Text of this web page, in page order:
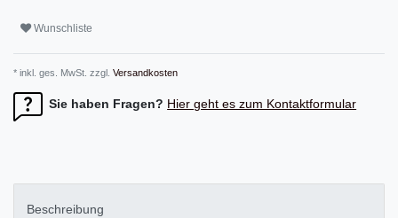
Wunschliste
* inkl. ges. MwSt. zzgl. Versandkosten
Sie haben Fragen? Hier geht es zum Kontaktformular
Beschreibung